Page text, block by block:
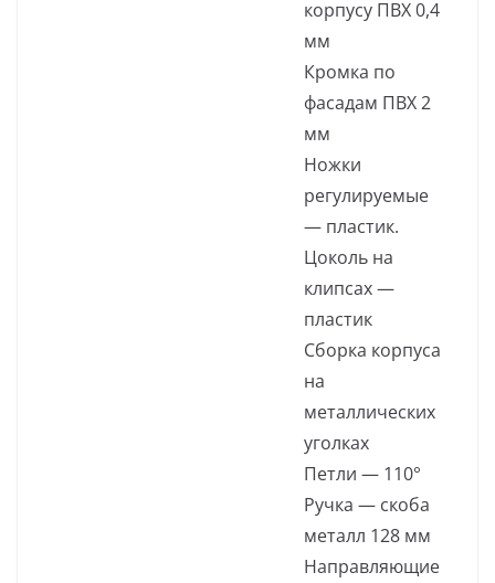
корпусу ПВХ 0,4
мм
Кромка по
фасадам ПВХ 2
мм
Ножки
регулируемые
— пластик.
Цоколь на
клипсах —
пластик
Сборка корпуса
на
металлических
уголках
Петли — 110°
Ручка — скоба
металл 128 мм
Направляющие